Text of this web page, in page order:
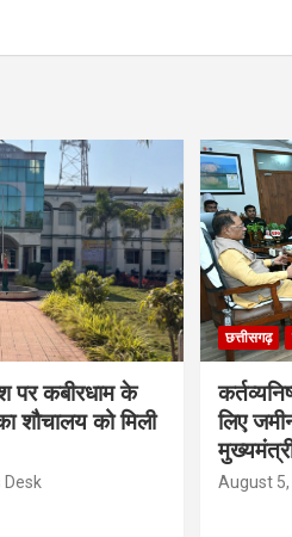
पर कबीरधाम के
शौचालय को मिली
Desk
छत्तीसगढ़
लिए
August